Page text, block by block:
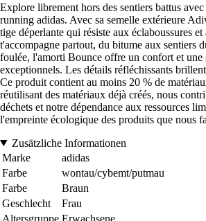
Explore librement hors des sentiers battus avec
running adidas. Avec sa semelle extérieure
tige déperlante qui résiste aux éclaboussures
t'accompagne partout, du bitume aux sentiers
foulée, l'amorti Bounce offre un confort et une
exceptionnels. Les détails réfléchissants
Ce produit contient au moins 20 % de
réutilisant des matériaux déjà créés, nous
déchets et notre dépendance aux ressources
l'empreinte écologique des produits que nous
Zusätzliche Informationen
Marke
adidas
Farbe
wontau/cybemt/putmau
Farbe
Braun
Geschlecht
Frau
Altersgruppe Erwachsene